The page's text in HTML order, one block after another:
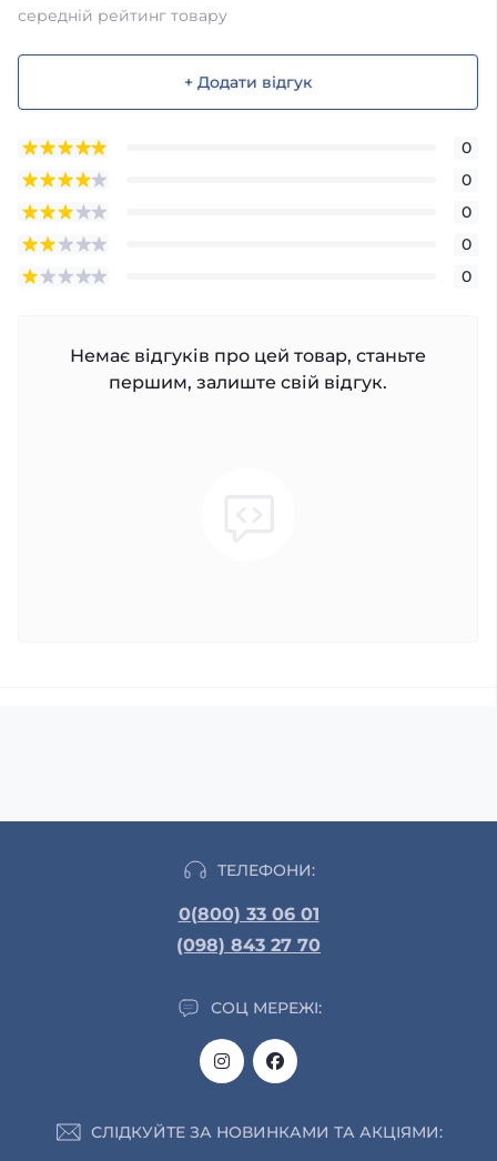
середній рейтинг товару
+ Додати відгук
0
0
0
0
0
Немає відгуків про цей товар, станьте
першим, залиште свій відгук.
ТЕЛЕФОНИ:
0(800) 33 06 01
(098) 843 27 70
СОЦ МЕРЕЖІ:
СЛІДКУЙТЕ ЗА НОВИНКАМИ ТА АКЦІЯМИ: